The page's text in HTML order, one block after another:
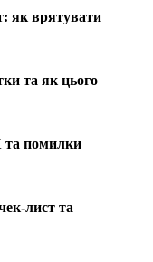
як врятувати
та як цього
та помилки
лист та